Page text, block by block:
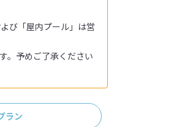
び「屋内プール」は営
。予めご了承ください
ラン